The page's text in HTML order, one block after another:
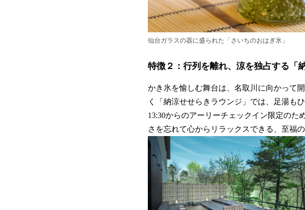
仙台ガラスの器に盛られた「さいちのおはぎ氷」
特徴２：行列を離れ、涼を独占する「
かき氷を愉しむ舞台は、名取川に向かって
く「納涼せせらきラウンジ」では、足湯も
13:30からのアーリーチェックイン限定の
さを忘れて心からリラックスできる、至福